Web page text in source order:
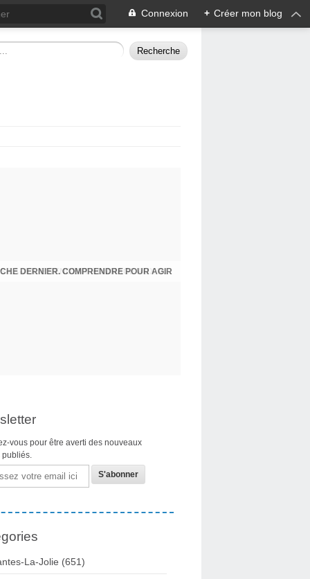
Connexion + Créer mon blog
DERNIER. COMPRENDRE POUR AGIR
vous pour être averti des nouveaux
publiés.
La-Jolie (651)